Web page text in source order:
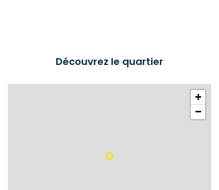
Découvrez le quartier
+
−